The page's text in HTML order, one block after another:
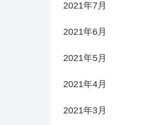
2021年7月
2021年6月
2021年5月
2021年4月
2021年3月